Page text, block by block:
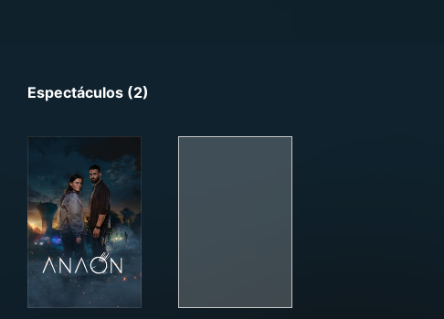
Espectáculos (2)